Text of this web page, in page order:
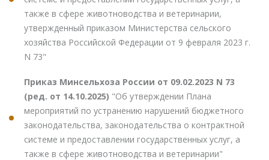
также в сфере животноводства и ветеринарии,
утвержденный приказом Министерства сельского
хозяйства Российской Федерации от 9 февраля 2023 г.
N 73"
Приказ Минсельхоза России от 09.02.2023 N 73
(ред. от 14.10.2025) "Об утверждении Плана
мероприятий по устранению нарушений бюджетного
законодательства, законодательства о контрактной
системе и предоставлении государственных услуг, а
также в сфере животноводства и ветеринарии"